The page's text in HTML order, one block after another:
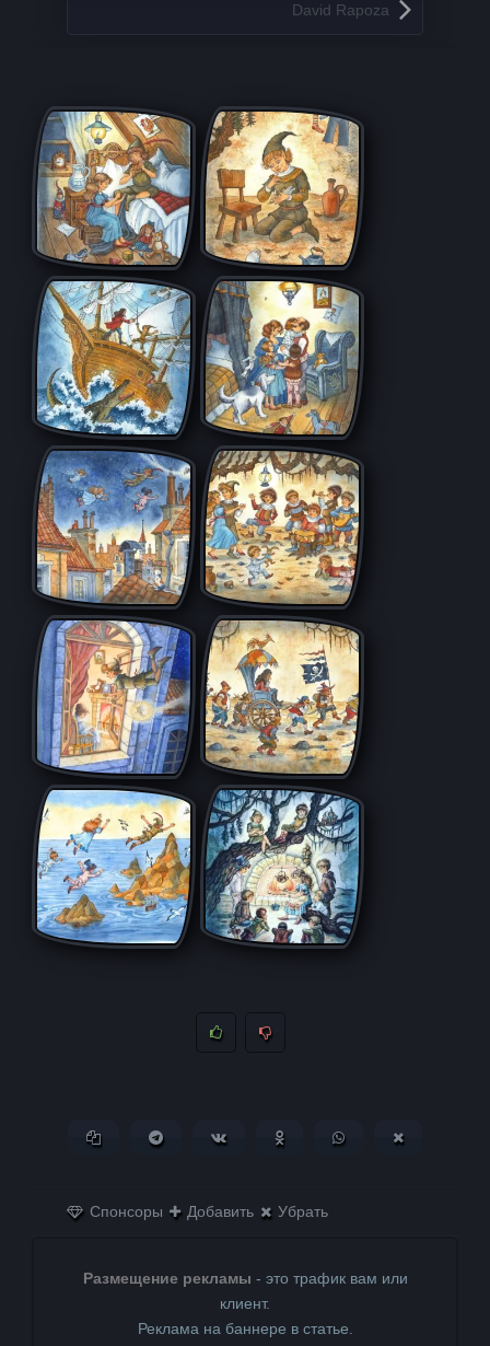
David Rapoza
Копировать ссылкуПоделиться в Telegram
Поделиться ВКонтактеПоделиться в
Поделиться в
Спонсоры Добавить Убрать
Размещение рекламы - это трафик вам или
клиент.
Реклама на баннере в статье.